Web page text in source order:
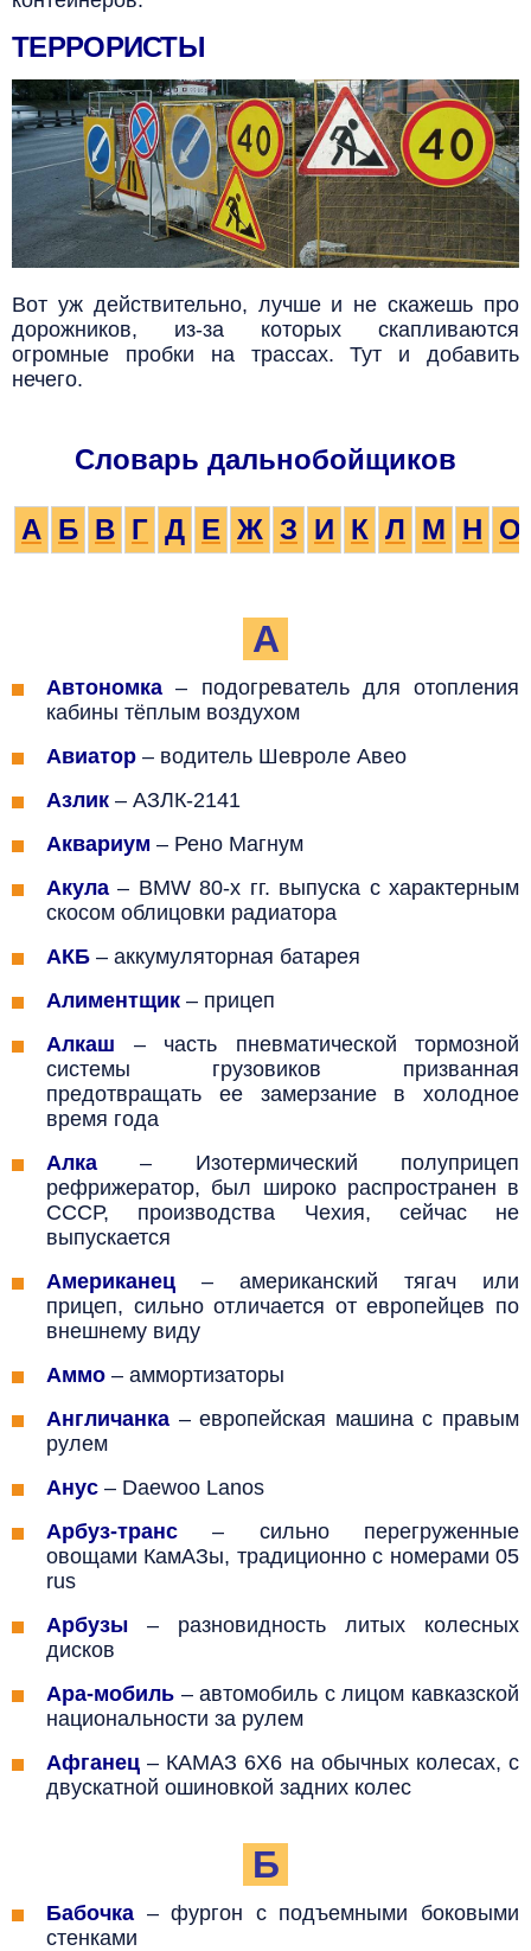
ТЕРРОРИСТЫ
Вот уж действительно, лучше и не скажешь про
дорожников, из-за которых скапливаются
огромные пробки на трассах. Тут и добавить
нечего.
Словарь дальнобойщиков
А Б В Г Д Е Ж З И К Л М Н О
А
Автономка – подогреватель для отопления
кабины тёплым воздухом
Авиатор – водитель Шевроле Авео
Азлик – АЗЛК-2141
Аквариум – Рено Магнум
Акула – BMW 80-х гг. выпуска с характерным
скосом облицовки радиатора
АКБ – аккумуляторная батарея
Алиментщик – прицеп
Алкаш – часть пневматической тормозной
системы грузовиков призванная
предотвращать ее замерзание в холодное
время года
Алка – Изотермический полуприцеп
рефрижератор, был широко распространен в
СССР, производства Чехия, сейчас не
выпускается
Американец – американский тягач или
прицеп, сильно отличается от европейцев по
внешнему виду
Аммо – аммортизаторы
Англичанка – европейская машина с правым
рулем
Анус – Daewoo Lanos
Арбуз-транс – сильно перегруженные
овощами КамАЗы, традиционно с номерами 05
rus
Арбузы
– разновидность литых колесных
дисков
Ара-мобиль –автомобиль с лицом кавказской
национальности за рулем
Афганец – КАМАЗ 6Х6 на обычных колесах, с
двускатной ошиновкой задних колес
Б
Бабочка – фургон с подъемными боковыми
стенками